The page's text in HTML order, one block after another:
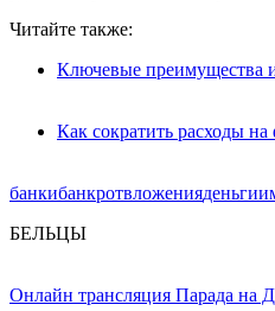
Читайте также:
Ключевые преимущества
Как сократить расходы
банкибанкротвложенияденьги
БЕЛЬЦЫ
Онлайн трансляция Парада на